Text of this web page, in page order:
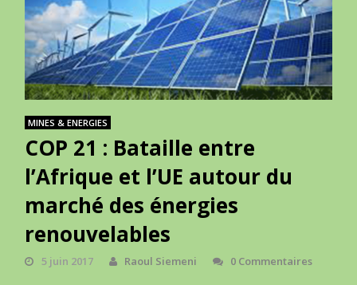
MINES & ENERGIES
COP 21 : Bataille entre
l’Afrique et l’UE autour du
marché des énergies
renouvelables
5 juin 2017 Raoul Siemeni 0 Commentaires